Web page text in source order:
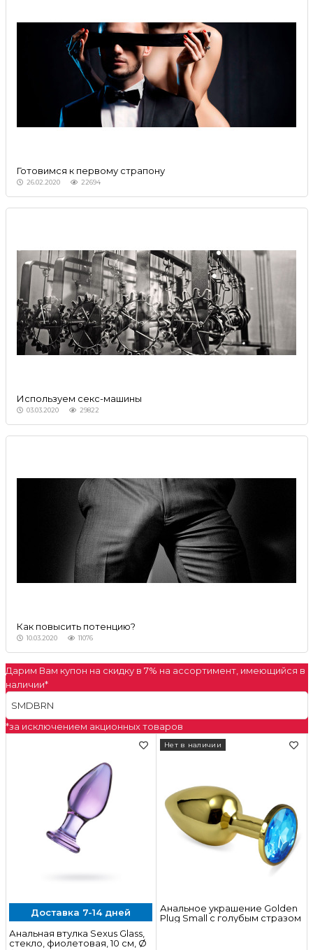
Готовимся к первому страпону
26.02.2020 22694
Используем секс-машины
03.03.2020 29822
Как повысить потенцию?
10.03.2020 11076
Дарим Вам купон на скидку в 7% на ассортимент, имеющийся в
наличии*
*за исключением акционных товаров
7-14 дней
втулка Sexus Glass,
фиолетовая, 10 см, Ø
Анальное украшение Golden
Plug Small с голубым стразом
Нет в наличии Нет в